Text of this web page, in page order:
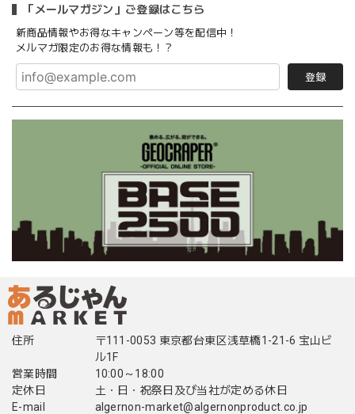
「メールマガジン」ご登録はこちら
新商品情報やお得なキャンペーン等を配信中！
メルマガ限定のお得な情報も！？
登録
住所
〒111-0053 東京都台東区浅草橋1-21-6 宝山ビ
ル1F
営業時間
10:00～18:00
定休日
土・日・祝祭日及び当社が定める休日
E-mail
algernon-market@algernonproduct.co.jp